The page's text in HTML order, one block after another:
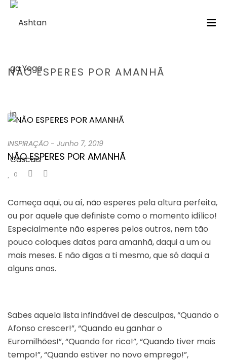
NÃO ESPERES POR AMANHÃ
INSPIRAÇÃO - Junho 7, 2019
NÃO ESPERES POR AMANHÃ
0
Começa aqui, ou aí, não esperes pela altura perfeita,
ou por aquele que definiste como o momento idílico!
Especialmente não esperes pelos outros, nem tão
pouco coloques datas para amanhã, daqui a um ou
mais meses. E não digas a ti mesmo, que só daqui a
alguns anos.
Sabes aquela lista infindável de desculpas, “Quando o
Afonso crescer!”, “Quando eu ganhar o
Euromilhões!”, “Quando for rico!”, “Quando tiver mais
tempo!”, “Quando estiver no novo emprego!”,